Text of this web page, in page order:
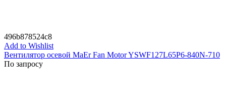
496b878524c8
Add to Wishlist
Вентилятор осевой MaEr Fan Motor YSWF127L65P6-840N-710
По запросу